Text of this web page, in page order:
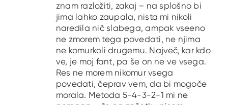
znam razložiti, zakaj – na splošno bi
jima lahko zaupala, nista mi nikoli
naredila nič slabega, ampak vseeno
ne zmorem tega povedati, ne njima
ne komurkoli drugemu. Največ, kar kdo
ve, je moj fant, pa še on ne ve vsega.
Res ne morem nikomur vsega
povedati, čeprav vem, da bi mogoče
morala. Metoda 5-4-3-2-1 mi ne